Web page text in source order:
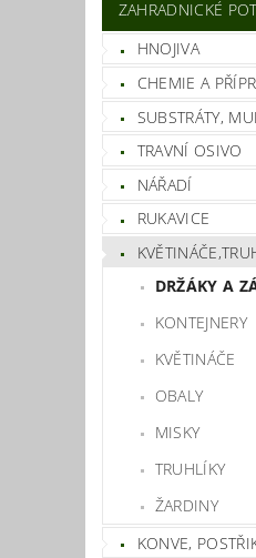
ZAHRADNICKÉ
HNOJIVA
CHEMIE A
SUBSTRÁTY,
TRAVNÍ OSIVO
NÁŘADÍ
RUKAVICE
DRŽÁKY A
KONTEJNERY
KVĚTINÁČE
OBALY
MISKY
TRUHLÍKY
ŽARDINY
KONVE,